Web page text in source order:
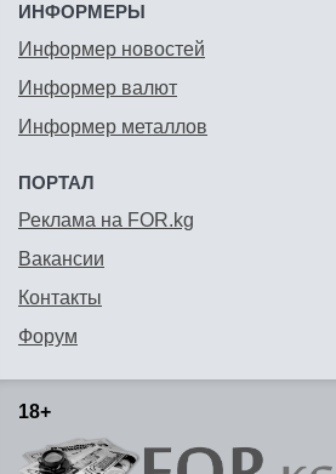
ИНФОРМЕРЫ
Информер новостей
Информер валют
Информер металлов
ПОРТАЛ
Реклама на FOR.kg
Вакансии
Контакты
Форум
18+